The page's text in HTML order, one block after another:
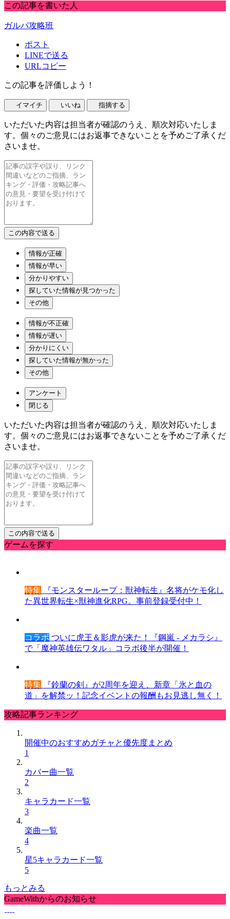
この記事を書いた人
ガルパ攻略班
ポスト
LINEで送る
URLコピー
この記事を評価しよう！
イマイチ いいね 指摘する
いただいた内容は担当者が確認のうえ、順次対応いたしま
す。個々のご意見にはお返事できないことを予めご了承くだ
さいませ。
情報が正確
情報が早い
分かりやすい
探していた情報が見つかった
その他
情報が不正確
情報が遅い
分かりにくい
探していた情報が無かった
その他
アンケート
閉じる
いただいた内容は担当者が確認のうえ、順次対応いたしま
す。個々のご意見にはお返事できないことを予めご了承くだ
さいませ。
ゲームを探す
特集 『モンスターループ：獣神転生』名将がケモ化し
た異世界転生×獣神進化RPG。事前登録受付中！
コラボ ついに虎王＆影虎が来た！『鋼嵐 - メカラシ』
で「魔神英雄伝ワタル」コラボ後半が開催！
特集 『鈴蘭の剣』が2周年を迎え、新章「氷と血の
道」を解禁ッ！記念イベントの報酬もお見逃し無く！
攻略記事ランキング
開催中のおすすめガチャと優先度まとめ
1
カバー曲一覧
2
キャラカード一覧
3
楽曲一覧
4
星5キャラカード一覧
5
もっとみる
GameWithからのお知らせ